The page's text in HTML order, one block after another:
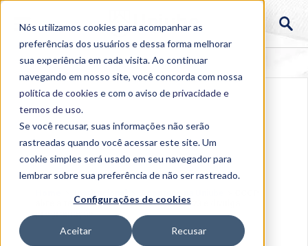
Nós utilizamos cookies para acompanhar as
preferências dos usuários e dessa forma melhorar
sua experiência em cada visita. Ao continuar
navegando em nosso site, você concorda com nossa
política de cookies e com o aviso deprivacidade e
termos de uso.
Se você recusar, suas informações não serão
rastreadas quando você acessar este site. Um
cookie simples será usado em seu navegador para
lembrar sobre sua preferência de não ser rastreado.
Configurações de cookies
Aceitar Recusar
abre a temporada de novembro de 2023 e divulga
programação